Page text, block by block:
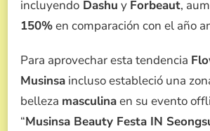
incluyendo Dashu y Forbeaut,
150%en comparación con el año
Para aprovechar esta tendencia
Musinsa incluso estableció una
belleza masculinaen su evento
“Musinsa Beauty Festa IN